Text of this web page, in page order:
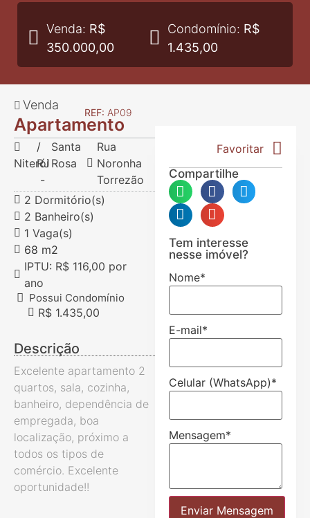
Venda: R$
350.000,00
Condomínio: R$
1.435,00
Venda
Apartamento
REF: AP09
Niterói
/
RJ
-
Santa
Rosa
Rua
Noronha
Torrezão
2 Dormitório(s)
2 Banheiro(s)
1 Vaga(s)
68 m2
IPTU: R$ 116,00 por
ano
Possui Condomínio
R$ 1.435,00
Descrição
Excelente apartamento 2
quartos, sala, cozinha,
banheiro, dependência de
empregada, boa
localização, próximo a
todos os tipos de
comércio. Excelente
oportunidade!!
Favoritar
Compartilhe
Tem interesse
nesse imóvel?
Nome*
E-mail*
Celular (WhatsApp)*
Mensagem*
Enviar Mensagem